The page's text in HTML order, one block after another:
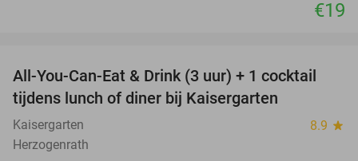
€19
33%
All-You-Can-Eat & Drink (3 uur) + 1 cocktail
tijdens lunch of diner bij Kaisergarten
Kaisergarten 8.9 star
Herzogenrath